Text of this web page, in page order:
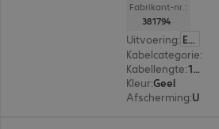
Fabrikant-nr.:
381794
Uitvoering: Europa
Kabelcategorie:
Kabellengte: 1 m
Kleur:Geel
Afscherming: U/UTP